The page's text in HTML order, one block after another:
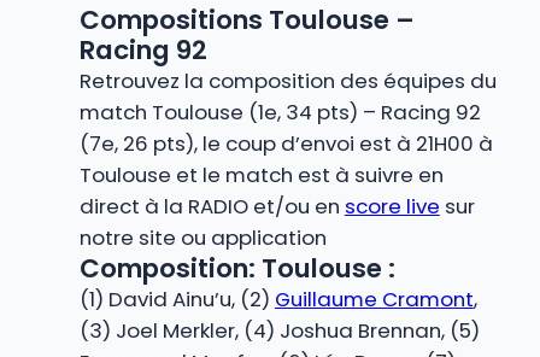
Compositions Toulouse –
Racing 92
Retrouvez la composition des équipes du
match Toulouse (1e, 34 pts) – Racing 92
(7e, 26 pts), le coup d’envoi est à 21H00 à
Toulouse et le match est à suivre en
direct à la RADIO et/ou en score live sur
notre site ou application
Composition: Toulouse :
(1) David Ainu’u, (2) Guillaume Cramont,
(3) Joel Merkler, (4) Joshua Brennan, (5)